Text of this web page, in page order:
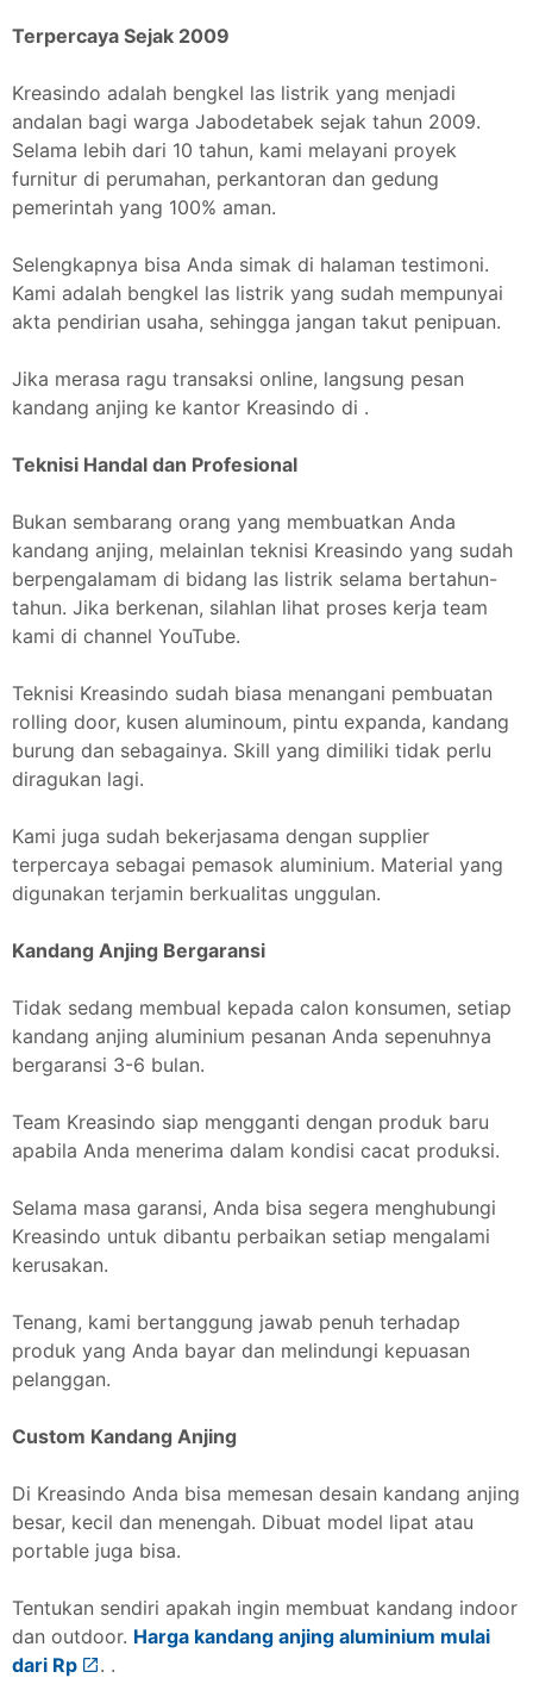
Terpercaya Sejak 2009
Kreasindo adalah bengkel las listrik yang menjadi
andalan bagi warga Jabodetabek sejak tahun 2009.
Selama lebih dari 10 tahun, kami melayani proyek
furnitur di perumahan, perkantoran dan gedung
pemerintah yang 100% aman.
Selengkapnya bisa Anda simak di halaman testimoni.
Kami adalah bengkel las listrik yang sudah mempunyai
akta pendirian usaha, sehingga jangan takut penipuan.
Jika merasa ragu transaksi online, langsung pesan
kandang anjing ke kantor Kreasindo di .
Teknisi Handal dan Profesional
Bukan sembarang orang yang membuatkan Anda
kandang anjing, melainlan teknisi Kreasindo yang sudah
berpengalamam di bidang las listrik selama bertahun-
tahun. Jika berkenan, silahlan lihat proses kerja team
kami di channel YouTube.
Teknisi Kreasindo sudah biasa menangani pembuatan
rolling door, kusen aluminoum, pintu expanda, kandang
burung dan sebagainya. Skill yang dimiliki tidak perlu
diragukan lagi.
Kami juga sudah bekerjasama dengan supplier
terpercaya sebagai pemasok aluminium. Material yang
digunakan terjamin berkualitas unggulan.
Kandang Anjing Bergaransi
Tidak sedang membual kepada calon konsumen, setiap
kandang anjing aluminium pesanan Anda sepenuhnya
bergaransi 3-6 bulan.
Team Kreasindo siap mengganti dengan produk baru
apabila Anda menerima dalam kondisi cacat produksi.
Selama masa garansi, Anda bisa segera menghubungi
Kreasindo untuk dibantu perbaikan setiap mengalami
kerusakan.
Tenang, kami bertanggung jawab penuh terhadap
produk yang Anda bayar dan melindungi kepuasan
pelanggan.
Custom Kandang Anjing
Di Kreasindo Anda bisa memesan desain kandang anjing
besar, kecil dan menengah. Dibuat model lipat atau
portable juga bisa.
Tentukan sendiri apakah ingin membuat kandang indoor
dan outdoor. Harga kandang anjing aluminium mulai
dari Rp
. .